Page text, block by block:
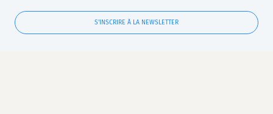
S'INSCRIRE À LA NEWSLETTER